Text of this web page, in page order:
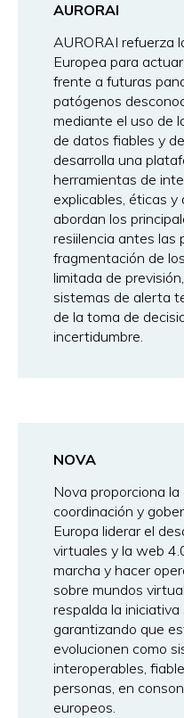
AURORAI
AURORAI refuerza
Europea para
frente a futuras
patógenos
mediante el uso de
de datos fiables y
desarrolla una
herramientas de
explicables, éticas y
abordan los
resiilencia antes las
fragmentación de
limitada de
sistemas de alerta
de la toma de
incertidumbre.
NOVA
Nova proporciona
coordinación y
Europa liderar el
virtuales y la web
marcha y hacer
sobre mundos
respalda la
garantizando que
evolucionen como
interoperables,
personas, en
europeos.